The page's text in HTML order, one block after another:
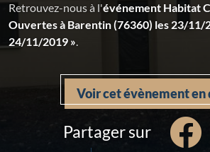
Retrouvez-nous à l'événement Habitat
Ouvertes à Barentin (76360) les 23/11/
24/11/2019 ».
Voir cet évènement en
Partager sur